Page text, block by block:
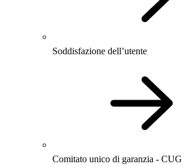
Soddisfazione dell’utente
Comitato unico di garanzia - CUG